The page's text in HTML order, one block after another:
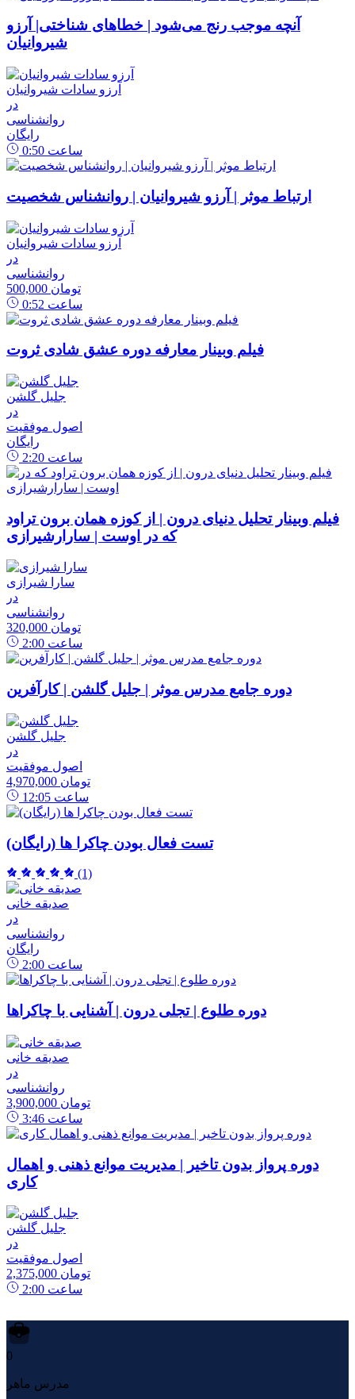
آنچه موجب رنج می‌شود | خطاهای شناختی| آرزو
شیروانیان
آرزو سادات شیروانیان
در
روانشناسی
رایگان
0:50 ساعت
ارتباط موثر | آرزو شیروانیان | روانشناس شخصیت
آرزو سادات شیروانیان
در
روانشناسی
500,000 تومان
0:52 ساعت
فیلم وبینار معارفه دوره عشق شادی ثروت
جلیل گلشن
در
اصول موفقیت
رایگان
2:20 ساعت
فیلم وبینار تحلیل دنیای درون | از کوزه همان برون تراود
که در اوست | سارارشیرازی
سارا شیرازی
در
روانشناسی
320,000 تومان
2:00 ساعت
دوره جامع مدرس موثر | جلیل گلشن | کارآفرین
جلیل گلشن
در
اصول موفقیت
4,970,000 تومان
12:05 ساعت
تست فعال بودن چاکرا ها (رایگان)
(1)
صدیقه خانی
در
روانشناسی
رایگان
2:00 ساعت
دوره طلوع | تجلی درون | آشنایی با چاکراها
صدیقه خانی
در
روانشناسی
3,900,000 تومان
3:46 ساعت
دوره پرواز بدون تاخیر | مدیریت موانع ذهنی و اهمال
کاری
جلیل گلشن
در
اصول موفقیت
2,375,000 تومان
2:00 ساعت
0
مدرس ماهر